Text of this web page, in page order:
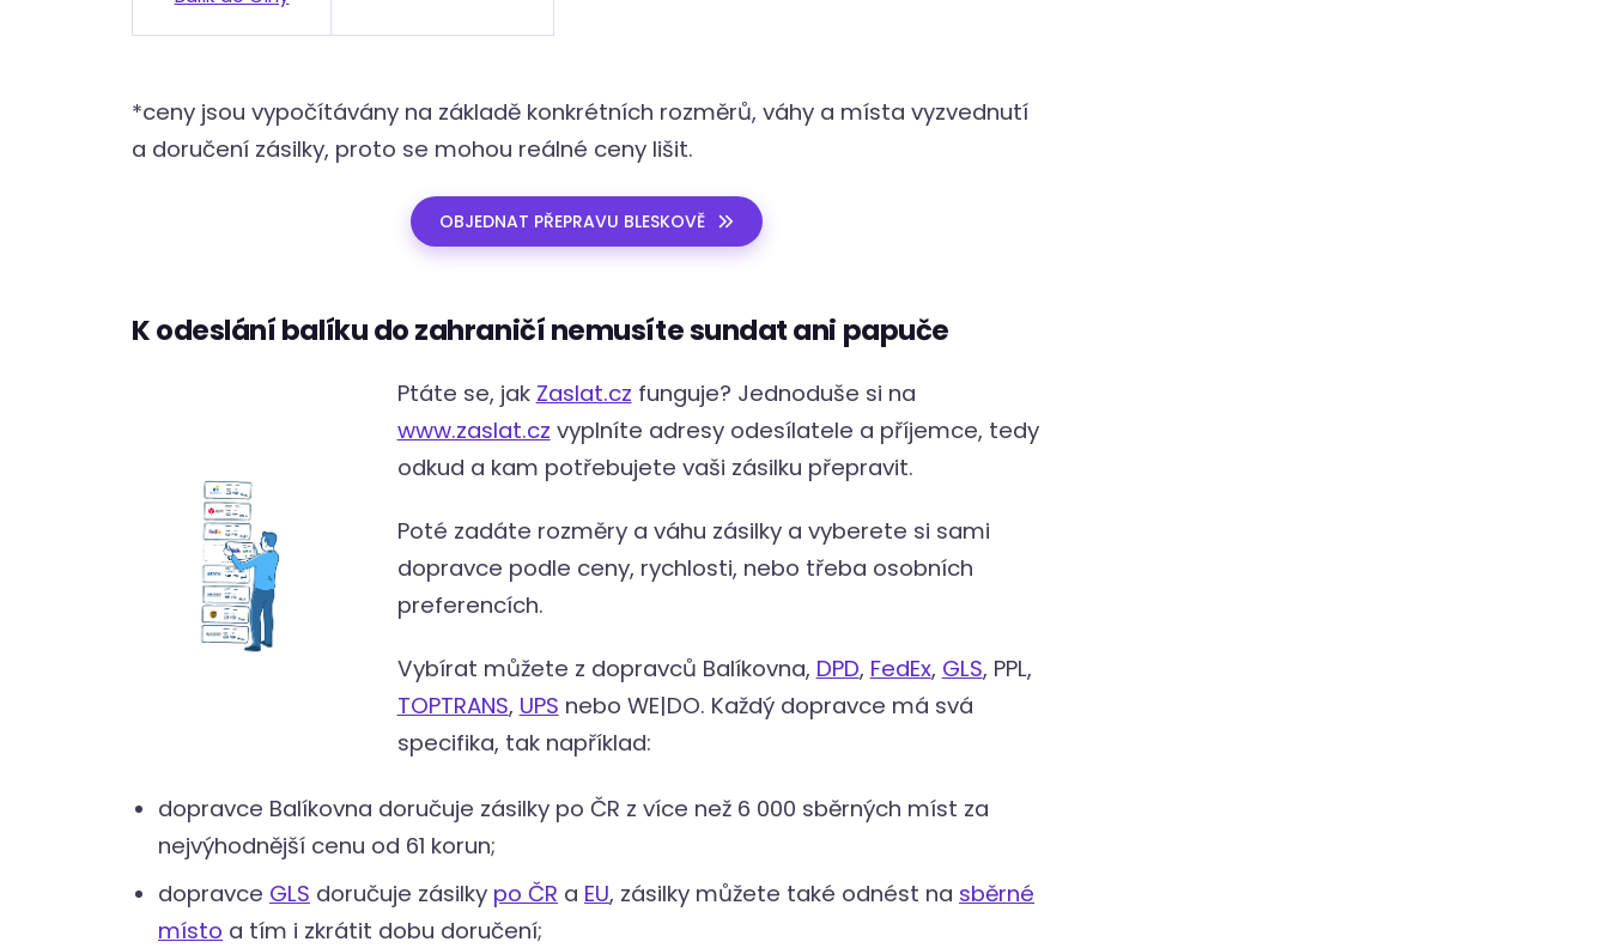
*ceny jsou vypočítávány na základě konkrétních rozměrů, váhy a místa vyzvednutí
a doručení zásilky, proto se mohou reálné ceny lišit.
OBJEDNAT PŘEPRAVU BLESKOVĚ
K odeslání balíku do zahraničí nemusíte sundat ani papuče
Ptáte se, jak Zaslat.cz funguje? Jednoduše si na
www.zaslat.cz vyplníte adresy odesílatele a příjemce, tedy
odkud a kam potřebujete vaši zásilku přepravit.
Poté zadáte rozměry a váhu zásilky a vyberete si sami
dopravce podle ceny, rychlosti, nebo třeba osobních
preferencích.
Vybírat můžete z dopravců Balíkovna, DPD, FedEx, GLS, PPL,
TOPTRANS, UPS nebo WE|DO. Každý dopravce má svá
specifika, tak například:
dopravce Balíkovna doručuje zásilky po ČR z více než 6 000 sběrných míst za
nejvýhodnější cenu od 61 korun;
dopravce GLS doručuje zásilky po ČR a EU, zásilky můžete také odnést na sběrné
místo a tím i zkrátit dobu doručení;